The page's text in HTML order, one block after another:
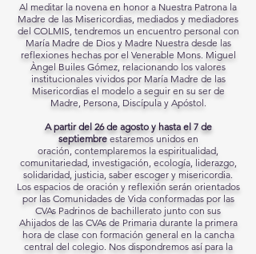
Al meditar la novena en honor a Nuestra Patrona la
Madre de las Misericordias, mediados y mediadores
del COLMIS, tendremos un encuentro personal con
María Madre de Dios y Madre Nuestra desde las
reflexiones hechas por el Venerable Mons. Miguel
Àngel Builes Gómez, relacionando los valores
institucionales vividos por María Madre de las
Misericordias el modelo a seguir en su ser de
Madre, Persona, Discípula y Apóstol.
A partir del 26 de agosto y hasta el 7 de
septiembreestaremos unidos en
oración, contemplaremos la espiritualidad,
comunitariedad, investigación, ecología, liderazgo,
solidaridad, justicia, saber escoger y misericordia.
Los espacios de oración y reflexión serán orientados
por las Comunidades de Vida conformadas por las
CVAs Padrinos de bachillerato junto con sus
Ahijados de las CVAs de Primaria durante la primera
hora de clase con formación general en la cancha
central del colegio. Nos dispondremos así para la